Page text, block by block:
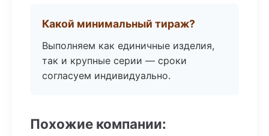
Какой минимальный тираж?
Выполняем как единичные изделия,
так и крупные серии — сроки
согласуем индивидуально.
Похожие компании: